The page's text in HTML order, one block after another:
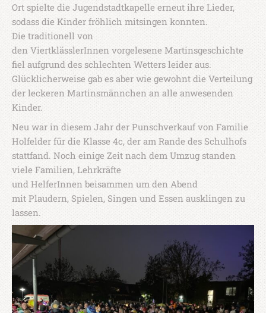
Ort spielte die Jugendstadtkapelle erneut ihre Lieder,
sodass die Kinder fröhlich mitsingen konnten.
Die traditionell von
den ViertklässlerInnen vorgelesene Martinsgeschichte
fiel aufgrund des schlechten Wetters leider aus.
Glücklicherweise gab es aber wie gewohnt die Verteilung
der leckeren Martinsmännchen an alle anwesenden
Kinder.
Neu war in diesem Jahr der Punschverkauf von Familie
Holfelder für die Klasse 4c, der am Rande des Schulhofs
stattfand. Noch einige Zeit nach dem Umzug standen
viele Familien, Lehrkräfte
und HelferInnen beisammen um den Abend
mit Plaudern, Spielen, Singen und Essen ausklingen zu
lassen.